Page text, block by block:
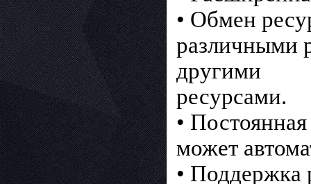
• Обмен
различными
другими
ресурсами.
•
может
• Поддержка